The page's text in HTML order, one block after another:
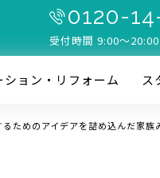
0120-
受付時間 9:00〜20:00
ション・リフォーム ス
ためのアイデアを詰め込んだ家族